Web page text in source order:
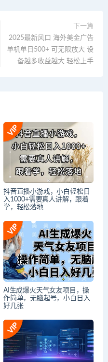
下一篇
2025最新风口 海外美金广告
单机单日500+ 可无限放大 设
备越多收益越大 轻松上手
抖音直播小游戏，小白轻松日
入1000+需要真人讲解，跟着
学，轻松落地
AI生成爆火天气女友项目，操
作简单，无脑起号，小白日入
好几张